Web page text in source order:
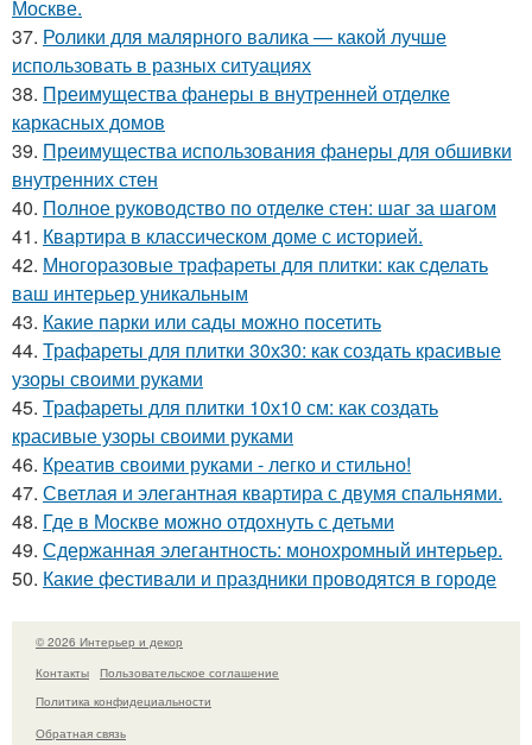
Москве.
37. Ролики для малярного валика — какой лучше
использовать в разных ситуациях
38. Преимущества фанеры в внутренней отделке
каркасных домов
39. Преимущества использования фанеры для обшивки
внутренних стен
40. Полное руководство по отделке стен: шаг за шагом
41. Квартира в классическом доме с историей.
42. Многоразовые трафареты для плитки: как сделать
ваш интерьер уникальным
43. Какие парки или сады можно посетить
44. Трафареты для плитки 30х30: как создать красивые
узоры своими руками
45. Трафареты для плитки 10х10 см: как создать
красивые узоры своими руками
46. Креатив своими руками - легко и стильно!
47. Светлая и элегантная квартира с двумя спальнями.
48. Где в Москве можно отдохнуть с детьми
49. Сдержанная элегантность: монохромный интерьер.
50. Какие фестивали и праздники проводятся в городе
© 2026 Интерьер и декор
Контакты
Пользовательское соглашение
Политика конфидециальности
Обратная связь